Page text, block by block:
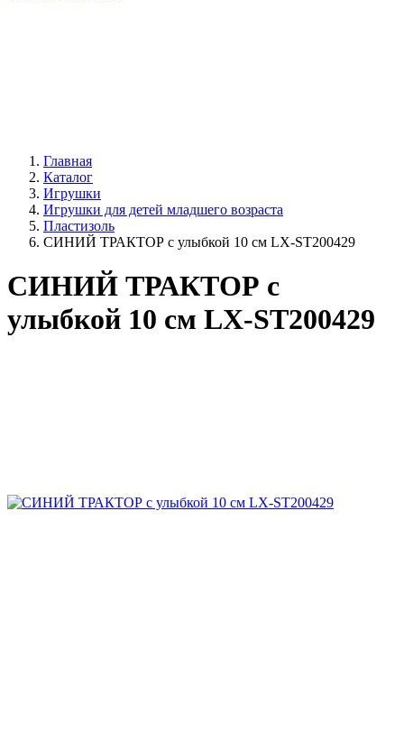
Главная
Каталог
Игрушки
Игрушки для детей младшего возраста
Пластизоль
СИНИЙ ТРАКТОР с улыбкой 10 см LX-ST200429
СИНИЙ ТРАКТОР с
улыбкой 10 см LX-ST200429